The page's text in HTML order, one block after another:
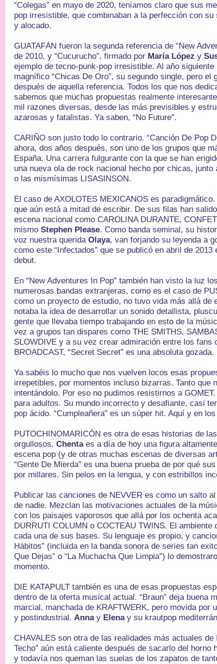
“Colegas” en mayo de 2020, teníamos claro que sus
pop irresistible, que combinaban a la perfección con
y alocado.
GUATAFÁN fueron la segunda referencia de “New
de 2010, y “Cucurucho”, firmado por María Lópezy
ejemplo de tecno-punk-pop irresistible. Al año
magnífico “Chicas De Oro”, su segundo single, pero el
después de aquella referencia. Todos los que nos
sabemos que muchas propuestas realmente
mil razones diversas, desde las más previsibles y
azarosas y fatalistas. Ya saben, “No Future”.
CARIÑO son justo todo lo contrario. “Canción De Pop
ahora, dos años después, son uno de los grupos que
España. Una carrera fulgurante con la que se han
una nueva ola de rock nacional hecho por chicas, junto
o las mismísimas LISASINSON.
El caso de AXOLOTES MEXICANOS es
que aún está a mitad de escribir. De sus filas han
escena nacional como CAROLINA DURANTE,
mismoStephen Please. Como banda seminal, su
voz nuestra queridaOlaya, van forjando su leyenda a
como este “Infectados” que se publicó en abril de
debut.
En “New Adventures In Pop” también han visto la luz
numerosas bandas extranjeras, como es el caso de
como un proyecto de estudio, no tuvo vida más allá de
notaba la idea de desarrollar un sonido detallista,
gente que llevaba tiempo trabajando en esto de la
vez a grupos tan dispares como THE SMITHS,
SLOWDIVE y a su vez crear admiración entre los fans
BROADCAST, “Secret Secret” es una absoluta gozada.
Ya sabéis lo mucho que nos vuelven locos esas
irrepetibles, por momentos incluso bizarras. Tanto que
intentándolo. Por eso no pudimos resistirnos a
para adultos. Su mundo incorrecto y desafiante, casi
pop ácido. “Cumpleañera” es un súper hit. Aquí y en
PUTOCHINOMARICÓN es otra de esas historias de
orgullosos.Chentaes a día de hoy una figura
escena pop (y de otras muchas escenas de diversas
“Gente De Mierda” es una buena prueba de por qué
por millares. Sin pelos en la lengua, y con estribillos
Publicar las canciones de NEVVER es como un salto
de nadie. Mezclan las motivaciones actuales de la
con los paisajes vaporosos que allá por los ochenta
DURRUTI COLUMN o COCTEAU TWINS. El ambiente
cada una de sus bases. Su lenguaje es propio, y
Hábitos” (incluida en la banda sonora de series tan
Que Dejas” o “La Muchacha Que Limpia”) lo
momento.
DIE KATAPULT también es una de esas propuestas
dentro de la oferta musical actual. “Braun” deja buena
marcial, manchada de KRAFTWERK, pero movida por
y postindustrial.Annay Elenay su krautpop
CHAVALES son otra de las realidades más actuales de
Techo” aún está caliente después de sacarlo del horno
y todavía nos queman las suelas de los zapatos de